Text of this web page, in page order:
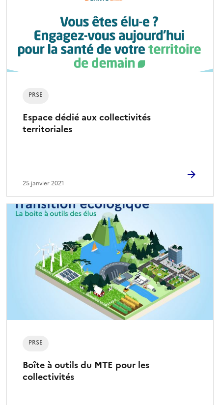
Espace dédié aux collectivités
territoriales
PRSE
25 janvier 2021
Boîte à outils du MTE pour les
collectivités
PRSE